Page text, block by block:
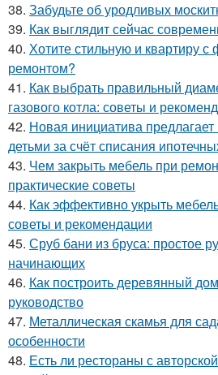
38. Забудьте об уродливых
39. Как выглядит сейчас
40. Хотите стильную и квартиру
ремонтом?
41. Как выбрать правильный
газового котла: советы и
42. Новая инициатива
детьми за счёт списания
43. Чем закрыть мебель при
практические советы
44. Как эффективно укрыть
советы и рекомендации
45. Сруб бани из бруса: простое
начинающих
46. Как построить деревянный
руководство
47. Металлическая скамья для
особенности
48. Есть ли рестораны с